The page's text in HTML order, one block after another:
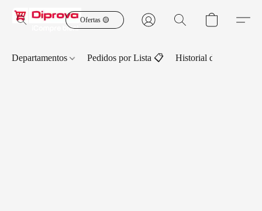
Ofertas 🟡
Departamentos Pedidos por Lista 📋 Historial de Pedidos